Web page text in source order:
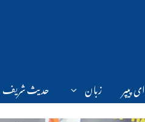
ای پیپر زبان حدیث شریف